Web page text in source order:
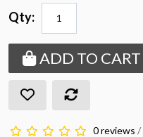
Qty:
ADD TO CART
0 reviews /